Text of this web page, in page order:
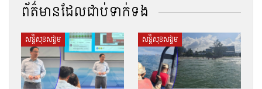
ព័ត៌មានដែលជាប់ទាក់ទង
សន្តិសុខសង្គម សន្តិសុខសង្គម